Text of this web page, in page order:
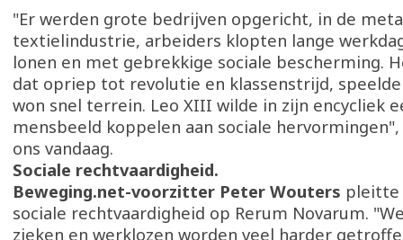
"Er werden grote bedrijven opgericht, in de
textielindustrie, arbeiders klopten lange
lonen en met gebrekkige sociale bescherming.
dat opriep tot revolutie en klassenstrijd,
won snel terrein. Leo XIII wilde in zijn encycliek
mensbeeld koppelen aan sociale
ons vandaag.
Sociale rechtvaardigheid.
Beweging.net-voorzitter Peter Wouters pleitte
sociale rechtvaardigheid op Rerum Novarum.
zieken en werklozen worden veel harder